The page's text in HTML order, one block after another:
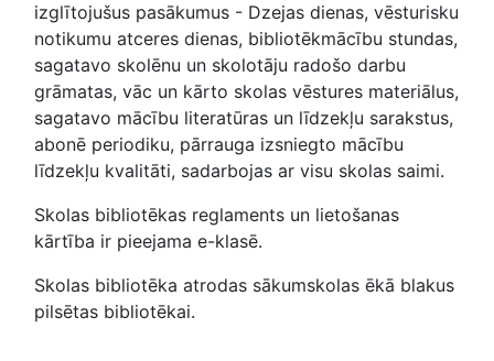
izglītojušus pasākumus - Dzejas dienas, vēsturisku
notikumu atceres dienas, bibliotēkmācību stundas,
sagatavo skolēnu un skolotāju radošo darbu
grāmatas, vāc un kārto skolas vēstures materiālus,
sagatavo mācību literatūras un līdzekļu sarakstus,
abonē periodiku, pārrauga izsniegto mācību
līdzekļu kvalitāti, sadarbojas ar visu skolas saimi.
Skolas bibliotēkas reglaments un lietošanas
kārtība ir pieejama e-klasē.
Skolas bibliotēka atrodas sākumskolas ēkā blakus
pilsētas bibliotēkai.